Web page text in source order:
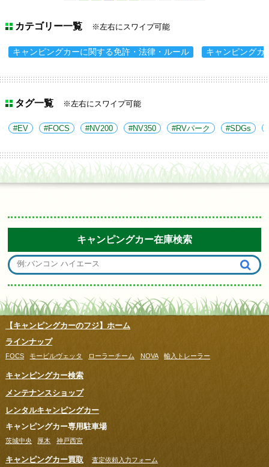
カテゴリー一覧 ※左右にスワイプ可能
キャンピングカーに関する免許・法律・ルール キャンピングカ
タグ一覧 ※左右にスワイプ可能
EV FOCS NV200 NV350 RVパーク SDGs
キャンピングカー在庫検索
【キャンピングカーのフジ】ホーム
ラインナップ
FOCS モービルヴェッタ ローラーチーム NOVA 輸入トレーラー
キャンピングカー検索
メンテナンスショップ
レンタルキャンピングカー
キャンピングカー専用駐車場
茨城中央 厚木 神戸西宮
キャンピングカー買取 査定依頼入力フォーム